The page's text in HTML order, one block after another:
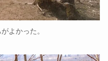
よかった。